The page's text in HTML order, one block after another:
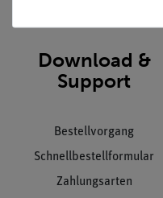
Download &
Support
Bestellvorgang
Schnellbestellformular
Zahlungsarten